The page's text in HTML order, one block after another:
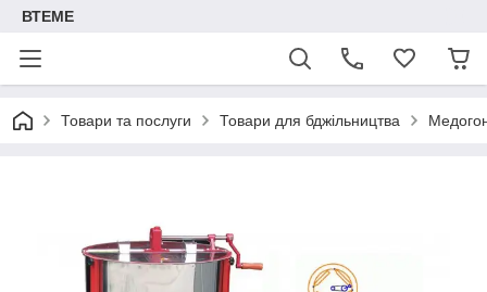
ВТЕМЕ
Товари та послуги Товари для бджільництва